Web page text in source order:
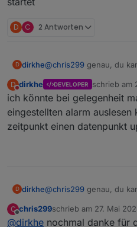
D C 2 Antworten
D dirkhe@chris299 genau, du
eigentlich mit new
vorher abziehen und
errinnerung auslösen.
ein ggf. Gesetztes
mal änderst. Zusätzlich
D
Nicht stören
dirkhe DEVELOPER schrieb am
zuletzt
ich könnte bei gelegenheit
eingestellten alarm
zeitpunkt einen datenpunkt
D dirkhe@chris299 genau, du
eigentlich mit new
vorher abziehen und
C
Offline
chris299schrieb am 27. Mai
zuletzt editiert von
@dirkhe nochmal danke für